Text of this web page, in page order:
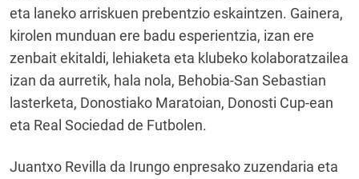
eta laneko arriskuen prebentzio eskaintzen. Gainera,
kirolen munduan ere badu esperientzia, izan ere
zenbait ekitaldi, lehiaketa eta klubeko kolaboratzailea
izan da aurretik, hala nola, Behobia-San Sebastian
lasterketa, Donostiako Maratoian, Donosti Cup-ean
eta Real Sociedad de Futbolen.
Juantxo Revilla da Irungo enpresako zuzendaria eta